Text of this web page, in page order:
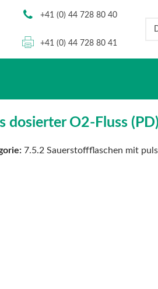
+41 (0) 44 728 80 40
+41 (0) 44 728 80 41
dosierter O2-Fluss
7.5.2 Sauerstoffflaschen mit